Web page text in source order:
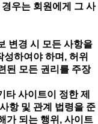
우는 회원에게 그 사
변경 시 모든 사항을
하여야 하며, 허위
된 모든 권리를 주장
사이트이 정한 제
항 및 관계 법령을 준
가 되는 행위, 사이트